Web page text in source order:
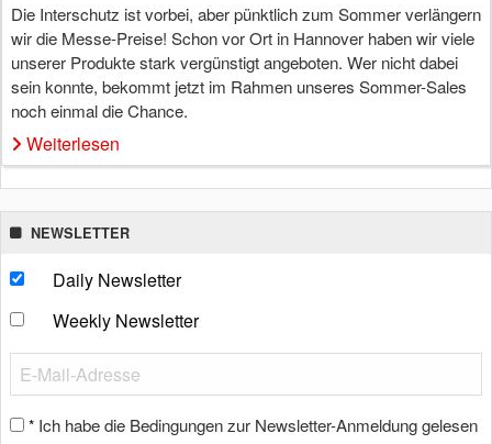
Die Interschutz ist vorbei, aber pünktlich zum Sommer verlängern
wir die Messe-Preise! Schon vor Ort in Hannover haben wir viele
unserer Produkte stark vergünstigt angeboten. Wer nicht dabei
sein konnte, bekommt jetzt im Rahmen unseres Sommer-Sales
noch einmal die Chance.
Weiterlesen
NEWSLETTER
Daily Newsletter
Weekly Newsletter
* Ich habe die Bedingungen zur Newsletter-Anmeldung gelesen